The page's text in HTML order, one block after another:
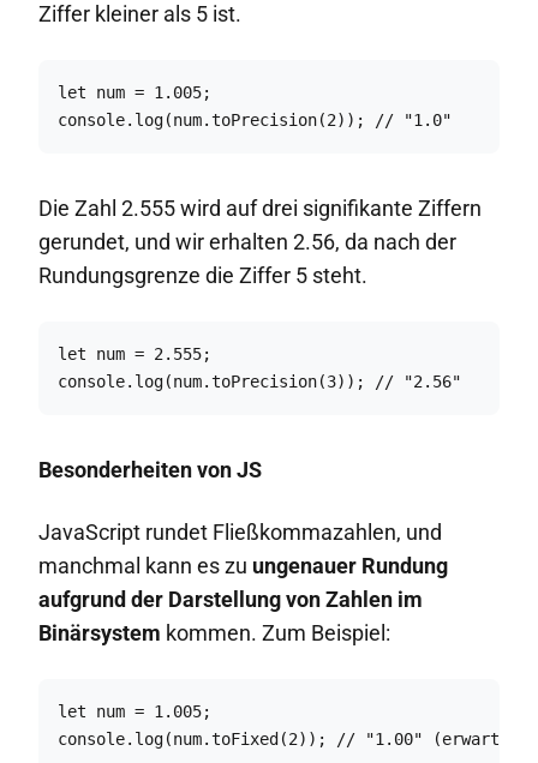
Ziffer kleiner als 5 ist.
let num = 1.005;
console.log(num.toPrecision(2)); // "1.0"
Die Zahl 2.555 wird auf drei signifikante Ziffern
gerundet, und wir erhalten 2.56, da nach der
Rundungsgrenze die Ziffer 5 steht.
let num = 2.555;
console.log(num.toPrecision(3)); // "2.56"
Besonderheiten von JS
JavaScript rundet Fließkommazahlen, und
manchmal kann es zu ungenauer Rundung
aufgrund der Darstellung von Zahlen im
Binärsystem kommen. Zum Beispiel:
let num = 1.005;
console.log(num.toFixed(2)); // "1.00" (erwartet